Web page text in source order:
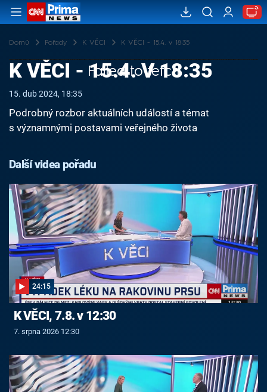
Domů Pořady K VĚCI K VĚCI - 15.4. v 18:35
Failed to fetch
K VĚCI - 15.4. V 18:35
15. dub 2024, 18:35
Podrobný rozbor aktuálních událostí a témat
s významnými postavami veřejného života
Další videa pořadu
24:15
K VĚCI, 7.8. v 12:30
7. srpna 2026 12:30